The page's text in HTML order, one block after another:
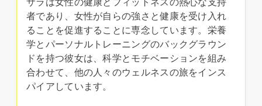
サラは女性の健康とフィットネスの熱心な支持
者であり、女性が自らの強さと健康を受け入れ
ることを促進することに専念しています。栄養
学とパーソナルトレーニングのバックグラウン
ドを持つ彼女は、科学とモチベーションを組み
合わせて、他の人々のウェルネスの旅をインス
パイアしています。